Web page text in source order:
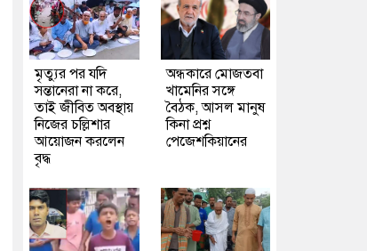
মৃত্যুর পর যদি
সন্তানেরা না করে,
তাই জীবিত অবস্থায়
নিজের চল্লিশার
আয়োজন করলেন
বৃদ্ধ
অন্ধকারে মোজতবা
খামেনির সঙ্গে
বৈঠক, আসল মানুষ
কিনা প্রশ্ন
পেজেশকিয়ানের